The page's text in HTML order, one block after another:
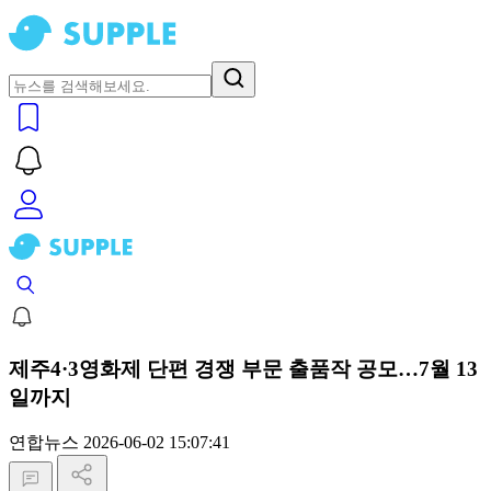
제주4·3영화제 단편 경쟁 부문 출품작 공모…7월 13
일까지
연합뉴스 2026-06-02 15:07:41